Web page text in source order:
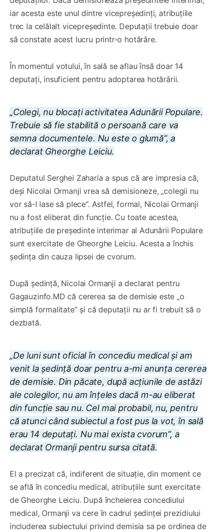
iar acesta este unul dintre vicepreședinți, atribuțiile
trec la celălalt vicepreședinte. Deputații trebuie doar
să constate acest lucru printr-o hotărâre.
În momentul votului, în sală se aflau însă doar 14
deputați, insuficient pentru adoptarea hotărârii.
„Colegi, nu blocați activitatea Adunării Populare.
Trebuie să fie stabilită o persoană care va
semna documentele. Nu este o glumă”, a
declarat Gheorghe Leiciu.
Deputatul Serghei Zaharia a spus că are impresia că,
deși Nicolai Ormanji vrea să demisioneze, „colegii nu
vor să-l lase să plece”. Astfel, formal, Nicolai Ormanji
nu a fost eliberat din funcție. Cu toate acestea,
atribuțiile de președinte interimar al Adunării Populare
sunt exercitate de Gheorghe Leiciu. Acesta a închis
ședința din cauza lipsei de cvorum.
După ședință, Nicolai Ormanji a declarat pentru
Gagauzinfo.MD că cererea sa de demisie este „o
simplă formalitate” și că deputații nu ar fi trebuit să o
dezbată.
„De luni sunt oficial în concediu medical și am
venit la ședință doar pentru a-mi anunța cererea
de demisie. Din păcate, după acțiunile de astăzi
ale colegilor, nu am înțeles dacă m-au eliberat
din funcție sau nu. Cel mai probabil, nu, pentru
că atunci când subiectul a fost pus la vot, în sală
erau 14 deputați. Nu mai exista cvorum”, a
declarat Ormanji pentru sursa citată.
El a precizat că, indiferent de situație, din moment ce
se află în concediu medical, atribuțiile sunt exercitate
de Gheorghe Leiciu. După încheierea concediului
medical, Ormanji va cere în cadrul ședinței prezidiului
includerea subiectului privind demisia sa pe ordinea de